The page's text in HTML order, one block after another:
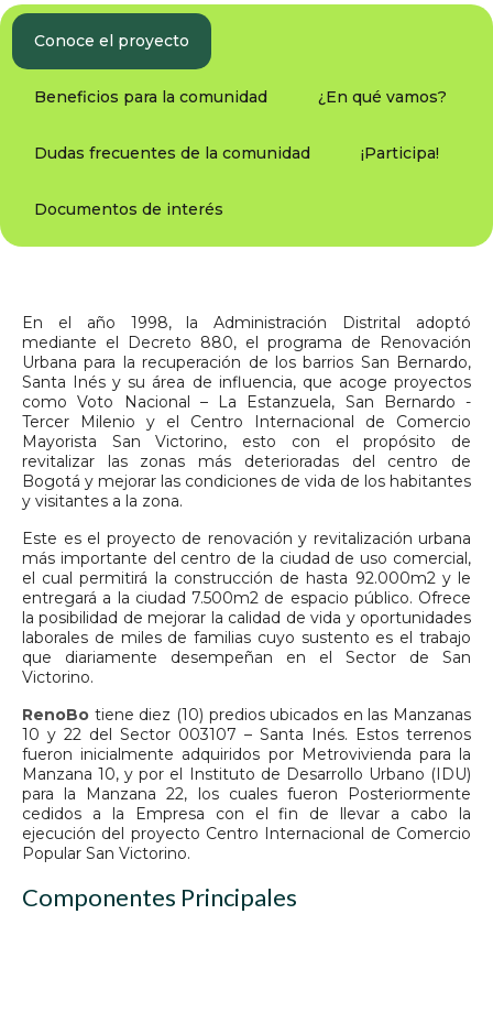
Conoce el proyecto
Beneficios para la comunidad ¿En qué vamos?
Dudas frecuentes de la comunidad ¡Participa!
Documentos de interés
En el año 1998, la Administración Distrital adoptó
mediante el Decreto 880, el programa de Renovación
Urbana para la recuperación de los barrios San Bernardo,
Santa Inés y su área de influencia, que acoge proyectos
como Voto Nacional – La Estanzuela, San Bernardo -
Tercer Milenio y el Centro Internacional de Comercio
Mayorista San Victorino, esto con el propósito de
revitalizar las zonas más deterioradas del centro de
Bogotá y mejorar las condiciones de vida de los habitantes
y visitantes a la zona.
Este es el proyecto de renovación y revitalización urbana
más importante del centro de la ciudad de uso comercial,
el cual permitirá la construcción de hasta 92.000m2 y le
entregará a la ciudad 7.500m2 de espacio público. Ofrece
la posibilidad de mejorar la calidad de vida y oportunidades
laborales de miles de familias cuyo sustento es el trabajo
que diariamente desempeñan en el Sector de San
Victorino.
RenoBo tiene diez (10) predios ubicados en las Manzanas
10 y 22 del Sector 003107 – Santa Inés. Estos terrenos
fueron inicialmente adquiridos por Metrovivienda para la
Manzana 10, y por el Instituto de Desarrollo Urbano (IDU)
para la Manzana 22, los cuales fueron Posteriormente
cedidos a la Empresa con el fin de llevar a cabo la
ejecución del proyecto Centro Internacional de Comercio
Popular San Victorino.
Componentes Principales